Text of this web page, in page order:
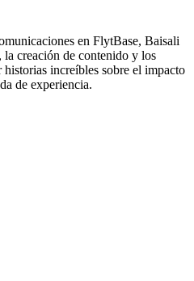
en FlytBase, Baisali
la creación de contenido y los
increíbles sobre el impacto
de experiencia.